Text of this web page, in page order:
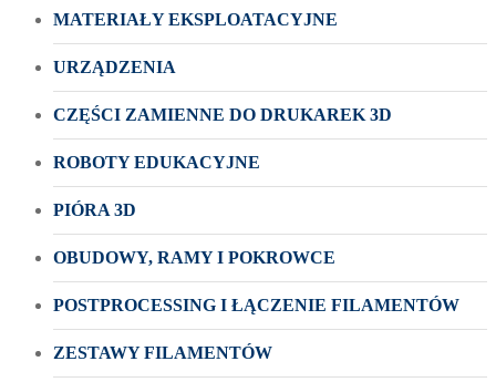
MATERIAŁY EKSPLOATACYJNE
URZĄDZENIA
CZĘŚCI ZAMIENNE DO DRUKAREK 3D
ROBOTY EDUKACYJNE
PIÓRA 3D
OBUDOWY, RAMY I POKROWCE
POSTPROCESSING I ŁĄCZENIE FILAMENTÓW
ZESTAWY FILAMENTÓW